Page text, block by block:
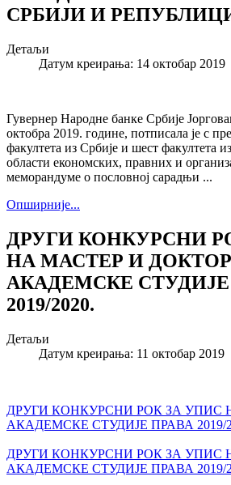
СРБИЈИ И
Детаљи
Датум креирања: 14 октобар 2019
Гувернер Народне банке Србије
октобра 2019. године, потписала је с
факултета из Србије и шест факултета
области економских, правних и
меморандуме о пословној сарадњи ...
Опширније...
ДРУГИ КОНКУРСНИ
НА МАСТЕР И
АКАДЕМСКЕ СТУДИЈЕ
2019/2020.
Детаљи
Датум креирања: 11 октобар 2019
ДРУГИ КОНКУРСНИ РОК ЗА УПИС
АКАДЕМСКЕ СТУДИЈЕ ПРАВА 2019/
ДРУГИ КОНКУРСНИ РОК ЗА УПИС
АКАДЕМСКЕ СТУДИЈЕ ПРАВА 2019/